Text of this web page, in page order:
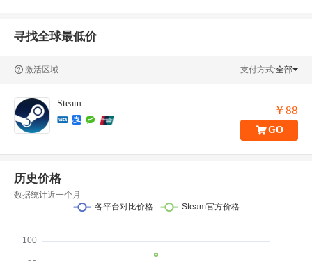
寻找全球最低价
激活区域 支付方式:全部
Steam
￥88
GO
历史价格
数据统计近一个月